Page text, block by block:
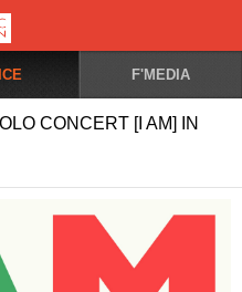
F'MEDIA
CONCERT [I AM] IN